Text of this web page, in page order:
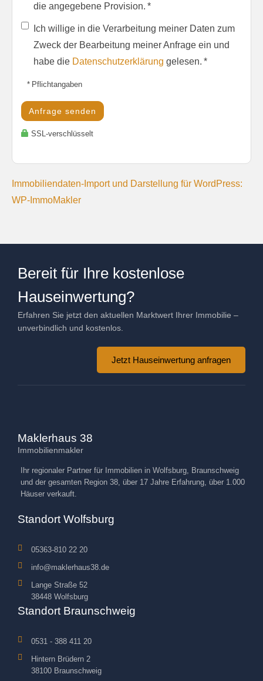
die angegebene Provision. *
Ich willige in die Verarbeitung meiner Daten zum
Zweck der Bearbeitung meiner Anfrage ein und
habe die Datenschutzerklärung gelesen. *
* Pflichtangaben
Anfrage senden
SSL-verschlüsselt
Immobiliendaten-Import und Darstellung für WordPress:
WP-ImmoMakler
Bereit für Ihre kostenlose
Hauseinwertung?
Erfahren Sie jetzt den aktuellen Marktwert Ihrer Immobilie –
unverbindlich und kostenlos.
Jetzt Hauseinwertung anfragen
Maklerhaus 38
Immobilienmakler
Ihr regionaler Partner für Immobilien in Wolfsburg, Braunschweig
und der gesamten Region 38, über 17 Jahre Erfahrung, über 1.000
Häuser verkauft.
Standort Wolfsburg
05363-810 22 20
info@maklerhaus38.de
Lange Straße 52
38448 Wolfsburg
Standort Braunschweig
0531 - 388 411 20
Hintern Brüdern 2
38100 Braunschweig